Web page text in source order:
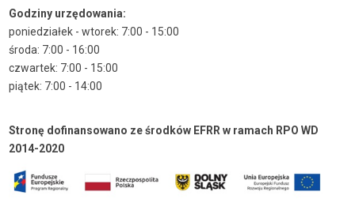
Godziny urzędowania:
poniedziałek - wtorek: 7:00 - 15:00
środa: 7:00 - 16:00
czwartek: 7:00 - 15:00
piątek: 7:00 - 14:00
Stronę dofinansowano ze środków EFRR w ramach RPO WD
2014-2020